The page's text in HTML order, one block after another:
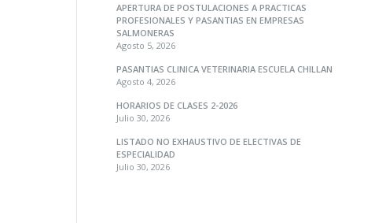
APERTURA DE POSTULACIONES A PRACTICAS
PROFESIONALES Y PASANTIAS EN EMPRESAS
SALMONERAS
Agosto 5, 2026
PASANTIAS CLINICA VETERINARIA ESCUELA CHILLAN
Agosto 4, 2026
HORARIOS DE CLASES 2-2026
Julio 30, 2026
LISTADO NO EXHAUSTIVO DE ELECTIVAS DE
ESPECIALIDAD
Julio 30, 2026